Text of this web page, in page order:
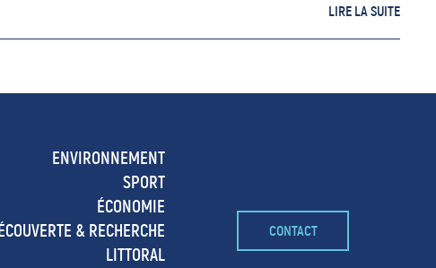
LIRE LA SUITE
ENVIRONNEMENT
SPORT
ÉCONOMIE
& RECHERCHE
LITTORAL
CONTACT